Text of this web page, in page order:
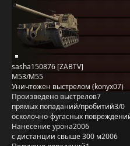
sasha150876 [ZABTV]
M53/M55
Уничтожен выстрелом (konyx07)
Произведено выстрелов7
прямых попаданий/пробитий3/0
осколочно-фугасных
Нанесение урона2006
с дистанции свыше 300 м2006